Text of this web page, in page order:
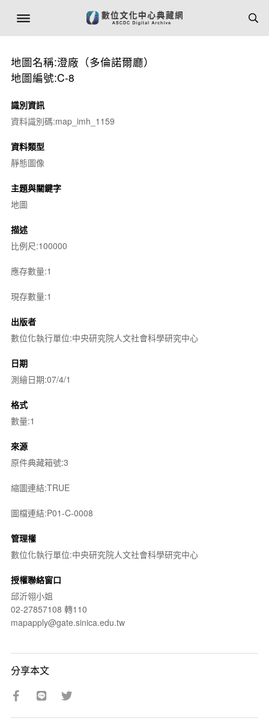
地圖名稱:澄廠（多倫諾爾廳）
地圖編號:C-8
識別資訊
資料識別碼:map_imh_1159
資料類型
靜態圖像
主題與關鍵字
地圖
描述
比例尺:100000
應存數量:1
現存數量:1
出版者
數位化執行單位:中央研究院人文社會科學研究中心
日期
測繪日期:07/4/1
格式
數量:1
來源
原件典藏箱號:3
縮圖連結:TRUE
圖檔連結:P01-C-0008
管理權
數位化執行單位:中央研究院人文社會科學研究中心
授權聯絡窗口
邱沂翎小姐
02-27857108 轉110
mapapply@gate.sinica.edu.tw
分享本文